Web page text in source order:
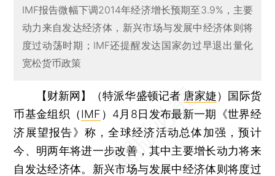
IMF报告微幅下调2014年经济增长预期至3.9%，主要
动力来自发达经济体，新兴市场与发展中经济体则将
度过动荡时期；IMF还提醒发达国家勿过早退出量化
宽松货币政策
【财新网】（特派华盛顿记者 唐家婕） 国际货
币基金组织（IMF ）4月8日发布最新一期《世界经
济展望报告》称，全球经济活动总体加强，预计
今、明两年将进一步改善，其中主要增长动力将来
自发达经济体。新兴市场与发展中经济体则将度过